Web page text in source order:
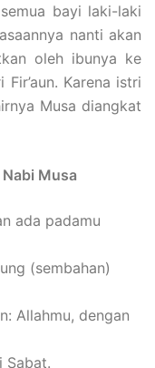
bayi laki-laki
nanti akan
oleh ibunya ke
Karena istri
Musa diangkat
Musa
ada padamu
(sembahan)
Allahmu, dengan
Sabat.